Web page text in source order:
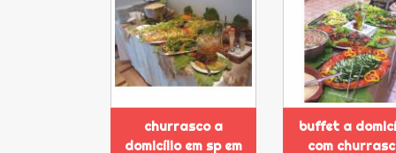
churrasco a
domicílio em sp em
buffet a
com